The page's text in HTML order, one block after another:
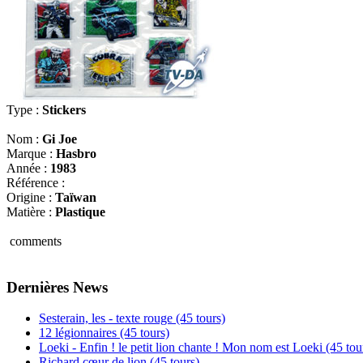
Type : Stickers
Nom : Gi Joe
Marque : Hasbro
Année : 1983
Référence :
Origine : Taïwan
Matière : Plastique
comments
Dernières News
Sesterain, les - texte rouge (45 tours)
12 légionnaires (45 tours)
Loeki - Enfin ! le petit lion chante ! Mon nom est Loeki (45